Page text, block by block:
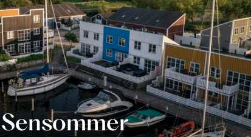
Sensommer